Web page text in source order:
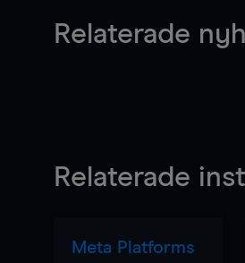
Relaterade
Relaterade
Meta Platforms